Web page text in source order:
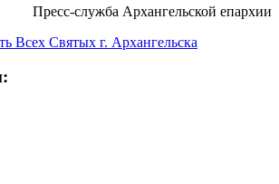
Пресс-служба Архангельской епархии
Всех Святых г. Архангельска